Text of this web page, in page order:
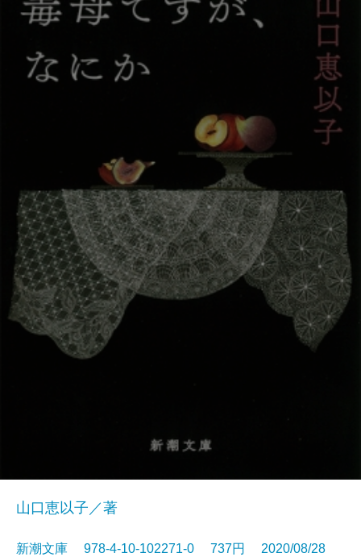
山口恵以子／著
新潮文庫 978-4-10-102271-0 737円 2020/08/28